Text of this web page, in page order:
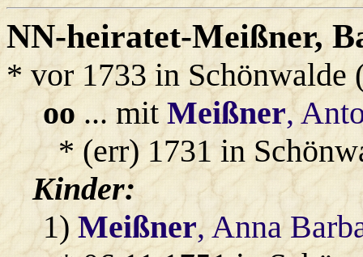
NN-heiratet-Meißner,
* vor 1733 in Schönwalde
oo ... mitMeißner,
* (err) 1731 in
Kinder:
1)Meißner, Anna